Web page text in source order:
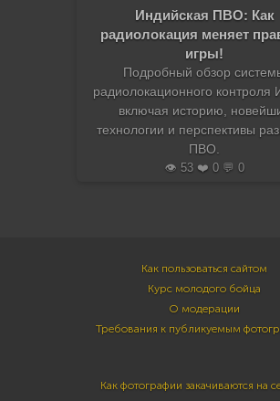
Индийская ПВО: Как
радиолокация меняет
игры!
Подробный обзор
радиолокационного контроля
включая историю,
технологии и перспективы
ПВО.
👁️ 53 ❤️ 0 💬 0
Как пользоваться сайтом
Курс молодого бойца
О модерации
Требования к публикуемым
Как фотографии закачиваются на